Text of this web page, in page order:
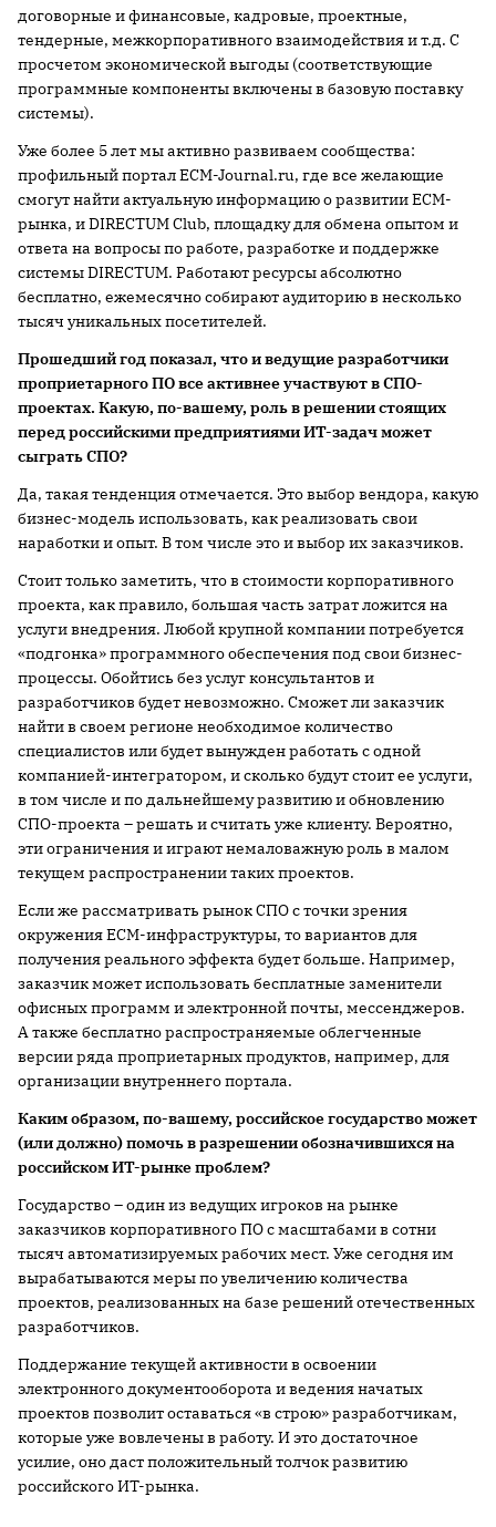
договорные и финансовые, кадровые, проектные,
тендерные, межкорпоративного взаимодействия и т.д. С
просчетом экономической выгоды (соответствующие
программные компоненты включены в базовую поставку
системы).
Уже более 5 лет мы активно развиваем сообщества:
профильный портал ECM-Journal.ru, где все желающие
смогут найти актуальную информацию о развитии ECM-
рынка, и DIRECTUM Club, площадку для обмена опытом и
ответа на вопросы по работе, разработке и поддержке
системы DIRECTUM. Работают ресурсы абсолютно
бесплатно, ежемесячно собирают аудиторию в несколько
тысяч уникальных посетителей.
Прошедший год показал, что и ведущие разработчики
проприетарного ПО все активнее участвуют в СПО-
проектах. Какую, по-вашему, роль в решении стоящих
перед российскими предприятиями ИТ-задач может
сыграть СПО?
Да, такая тенденция отмечается. Это выбор вендора, какую
бизнес-модель использовать, как реализовать свои
наработки и опыт. В том числе это и выбор их заказчиков.
Стоит только заметить, что в стоимости корпоративного
проекта, как правило, большая часть затрат ложится на
услуги внедрения. Любой крупной компании потребуется
«подгонка» программного обеспечения под свои бизнес-
процессы. Обойтись без услуг консультантов и
разработчиков будет невозможно. Сможет ли заказчик
найти в своем регионе необходимое количество
специалистов или будет вынужден работать с одной
компанией-интегратором, и сколько будут стоит ее услуги,
в том числе и по дальнейшему развитию и обновлению
СПО-проекта – решать и считать уже клиенту. Вероятно,
эти ограничения и играют немаловажную роль в малом
текущем распространении таких проектов.
Если же рассматривать рынок СПО с точки зрения
окружения ECM-инфраструктуры, то вариантов для
получения реального эффекта будет больше. Например,
заказчик может использовать бесплатные заменители
офисных программ и электронной почты, мессенджеров.
А также бесплатно распространяемые облегченные
версии ряда проприетарных продуктов, например, для
организации внутреннего портала.
Каким образом, по-вашему, российское государство может
(или должно) помочь в разрешении обозначившихся на
российском ИТ-рынке проблем?
Государство – один из ведущих игроков на рынке
заказчиков корпоративного ПО с масштабами в сотни
тысяч автоматизируемых рабочих мест. Уже сегодня им
вырабатываются меры по увеличению количества
проектов, реализованных на базе решений отечественных
разработчиков.
Поддержание текущей активности в освоении
электронного документооборота и ведения начатых
проектов позволит оставаться «в строю» разработчикам,
которые уже вовлечены в работу. И это достаточное
усилие, оно даст положительный толчок развитию
российского ИТ-рынка.